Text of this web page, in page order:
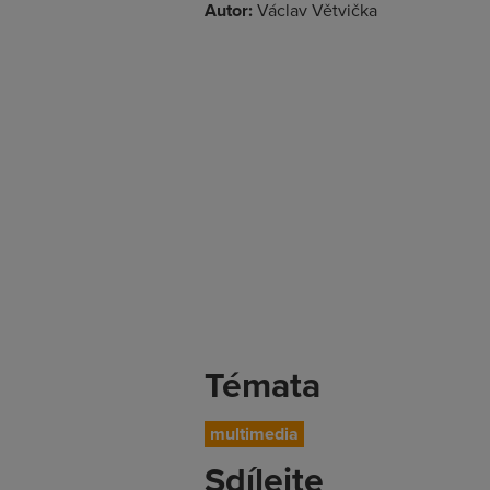
Autor: Václav Větvička
Témata
multimedia
Sdílejte